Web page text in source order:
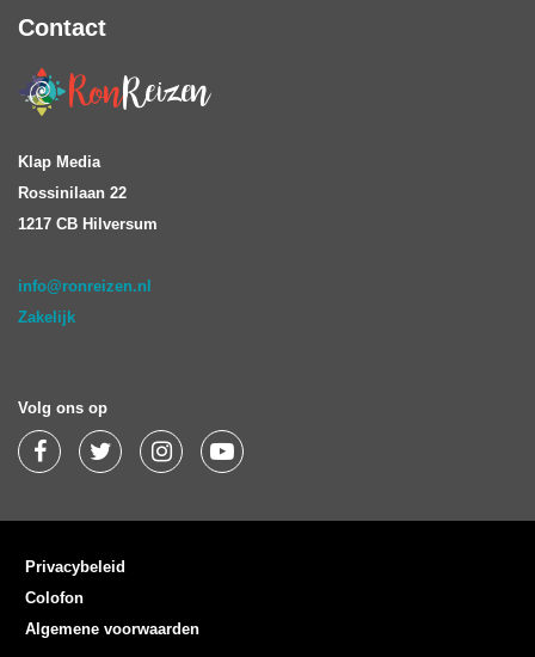
Contact
Klap Media
Rossinilaan 22
1217 CB Hilversum
info@ronreizen.nl
Zakelijk
Volg ons op
Privacybeleid
Colofon
Algemene voorwaarden